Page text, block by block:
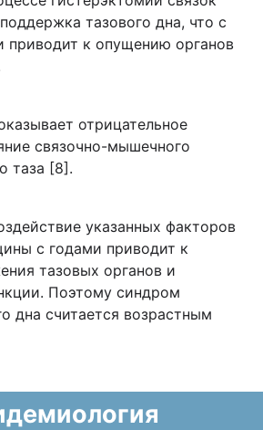
тазового дна, что с
приводит к опущению органов
отрицательное
связочно­-мышечного
таза [8].
указанных факторов
с годами приводит к
тазовых органов и
Поэтому синдром
дна считается возрастным